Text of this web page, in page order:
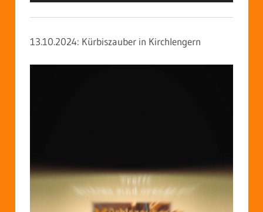
13.10.2024: Kürbiszauber in Kirchlengern